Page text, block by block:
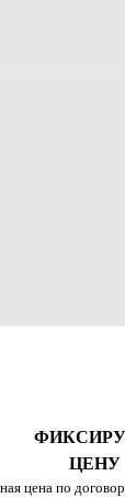
ЦЕНУ
цена по